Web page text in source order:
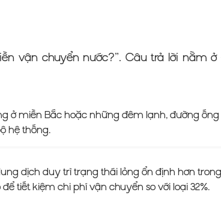
vận chuyển nước?”. Câu trả lời nằm ở
ở miền Bắc hoặc những đêm lạnh, đường
hệ thống.
dịch duy trì trạng thái lỏng ổn định hơn
tiết kiệm chi phí vận chuyển so với loại 32%.